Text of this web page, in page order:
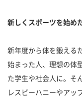
新しくスポーツを始め
新年度から体を鍛える
始まった人、理想の体
た学生や社会人に。そ
レスビーハニーやアッ